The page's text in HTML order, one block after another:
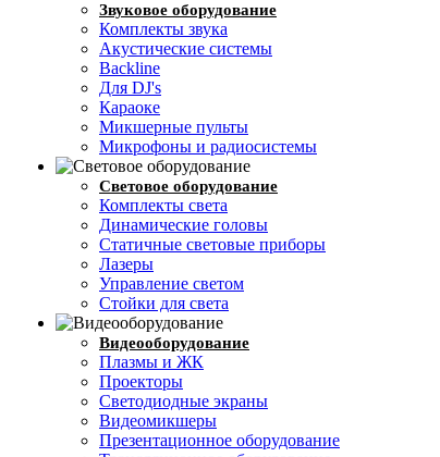
Звуковое оборудование
Комплекты звука
Акустические системы
Backline
Для DJ's
Караоке
Микшерные пульты
Микрофоны и радиосистемы
Световое оборудование
Комплекты света
Динамические головы
Cтатичные световые приборы
Лазеры
Управление светом
Стойки для света
Видеооборудование
Плазмы и ЖК
Проекторы
Светодиодные экраны
Видеомикшеры
Презентационное оборудование